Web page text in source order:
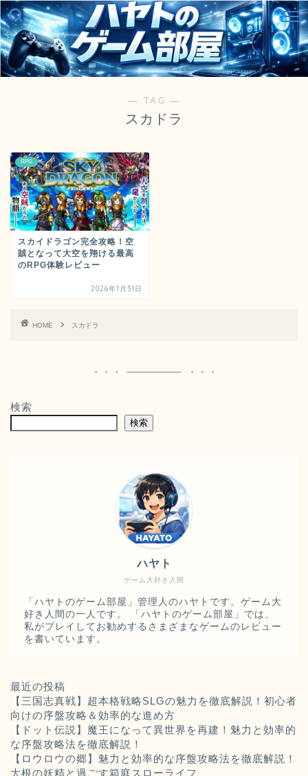
― TAG ―
スカドラ
RPG
スカイドラゴン完全攻略！空
賊となって大空を翔ける最高
のRPG体験レビュー
2026年1月31日
HOME スカドラ
検索
検索
ゲーム大好き人間
ハヤト
「ハヤトのゲーム部屋」管理人のハヤトです。ゲーム大
好き人間の一人です。 「ハヤトのゲーム部屋」では、
私がプレイしてお勧めするさまざまなゲームのレビュー
を書いています。
最近の投稿
【三国志真戦】超本格戦略SLGの魅力を徹底解説！初心者
向けの序盤攻略＆効率的な進め方
【ドット伝説】魔王になって異世界を再建！魅力と効率的
な序盤攻略法を徹底解説！
【ロウロウの郷】魅力と効率的な序盤攻略法を徹底解説！
大根の妖精と過ごす箱庭スローライフ